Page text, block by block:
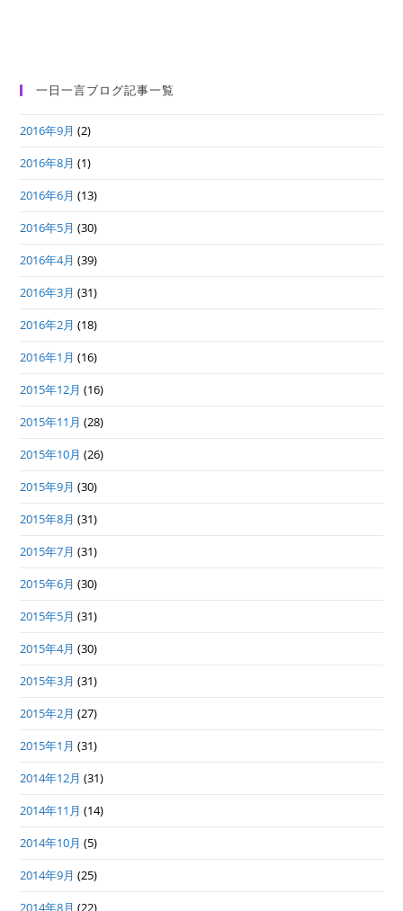
一日一言ブログ記事一覧
2016年9月 (2)
2016年8月 (1)
2016年6月 (13)
2016年5月 (30)
2016年4月 (39)
2016年3月 (31)
2016年2月 (18)
2016年1月 (16)
2015年12月 (16)
2015年11月 (28)
2015年10月 (26)
2015年9月 (30)
2015年8月 (31)
2015年7月 (31)
2015年6月 (30)
2015年5月 (31)
2015年4月 (30)
2015年3月 (31)
2015年2月 (27)
2015年1月 (31)
2014年12月 (31)
2014年11月 (14)
2014年10月 (5)
2014年9月 (25)
2014年8月 (22)